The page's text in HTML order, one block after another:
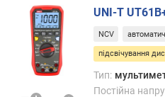
о
д
е
ш
е
UNI-T
NCV
підсвічування
Тип:
Постійна